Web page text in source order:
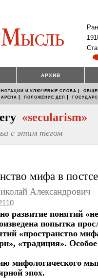
АРХИВ
И КЛЮЧЕВЫЕ СЛОВА |
| ПОЛОЖЕНИЕ ДЕЛ |
«secularism»
с этим тегом
мифа в
Александрович
развитие понятий
попытка
«пространство
«традиция».
мифологического
эпох.